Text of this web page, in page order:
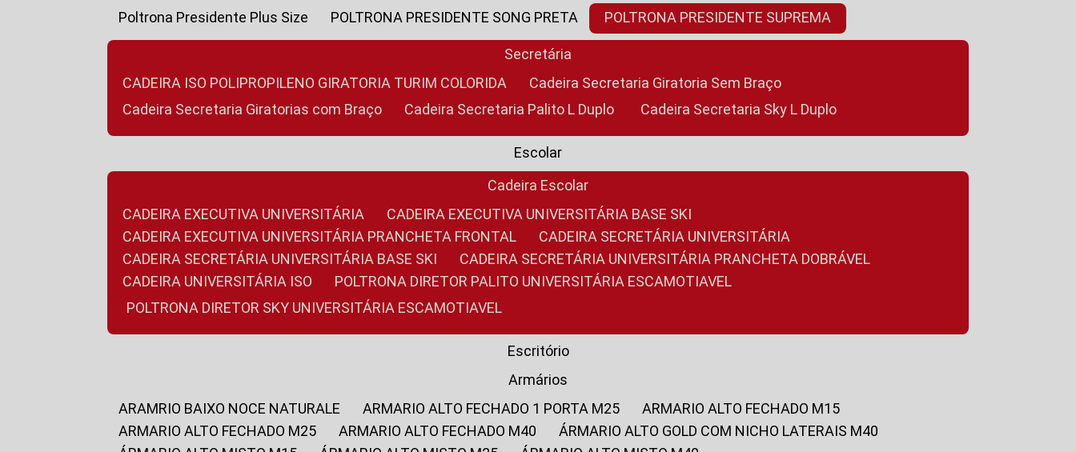
Poltrona Presidente Plus Size
POLTRONA PRESIDENTE SONG PRETA POLTRONA PRESIDENTE SUPREMA
Secretária
CADEIRA ISO POLIPROPILENO GIRATORIA TURIM COLORIDA
Cadeira Secretaria Giratoria Sem Braço
Cadeira Secretaria Giratorias com Braço
Cadeira Secretaria Palito L Duplo Cadeira Secretaria Sky L Duplo
Escolar
Cadeira Escolar
CADEIRA EXECUTIVA UNIVERSITÁRIA
CADEIRA EXECUTIVA UNIVERSITÁRIA BASE SKI
CADEIRA EXECUTIVA UNIVERSITÁRIA PRANCHETA FRONTAL
CADEIRA SECRETÁRIA UNIVERSITÁRIA
CADEIRA SECRETÁRIA UNIVERSITÁRIA BASE SKI
CADEIRA SECRETÁRIA UNIVERSITÁRIA PRANCHETA DOBRÁVEL
CADEIRA UNIVERSITÁRIA ISO
POLTRONA DIRETOR PALITO UNIVERSITÁRIA ESCAMOTIAVEL
POLTRONA DIRETOR SKY UNIVERSITÁRIA ESCAMOTIAVEL
Escritório
Armários
ARAMRIO BAIXO NOCE NATURALE
ARMARIO ALTO FECHADO 1 PORTA M25
ARMARIO ALTO FECHADO M15
ARMARIO ALTO FECHADO M25
ARMARIO ALTO FECHADO M40
ÁRMARIO ALTO GOLD COM NICHO LATERAIS M40